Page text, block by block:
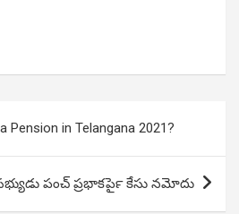
Pension in Telangana 2021?
పంచ్ ప్రభాకర్‍పై కేసు నమోదు